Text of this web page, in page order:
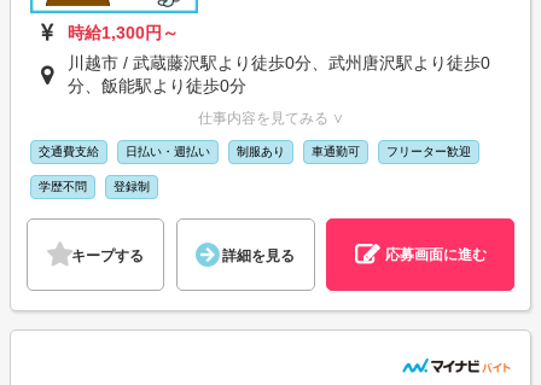
時給1,300円～
川越市 / 武蔵藤沢駅より徒歩0分、武州唐沢駅より徒歩0
分、飯能駅より徒歩0分
仕事内容を見てみる ∨
交通費支給 日払い・週払い 制服あり 車通勤可 フリーター歓迎
学歴不問 登録制
キープする 詳細を見る 応募画面に進む